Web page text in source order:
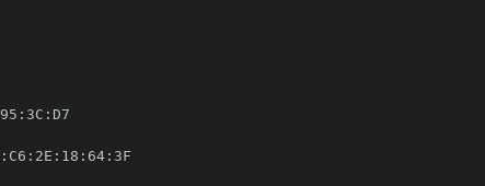
95 : 3C :
: C6 : 2E : 18 : 64: